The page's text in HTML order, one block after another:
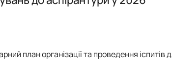
Наукова школа
план організації та проведення іспитів